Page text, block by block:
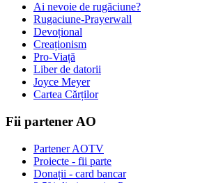
Ai nevoie de rugăciune?
Rugaciune-Prayerwall
Devoțional
Creaționism
Pro-Viață
Liber de datorii
Joyce Meyer
Cartea Cărților
Fii partener AO
Partener AOTV
Proiecte - fii parte
Donații - card bancar